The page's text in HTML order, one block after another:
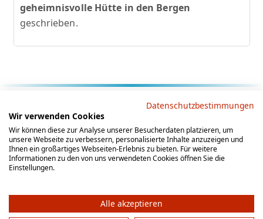
geheimnisvolle Hütte in den Bergen
geschrieben.
AGB Datenschutz
Impressum
Social Media
Datenschutzbestimmungen
Wir verwenden Cookies
Wir können diese zur Analyse unserer Besucherdaten platzieren, um
unsere Webseite zu verbessern, personalisierte Inhalte anzuzeigen und
Ihnen ein großartiges Webseiten-Erlebnis zu bieten. Für weitere
Informationen zu den von uns verwendeten Cookies öffnen Sie die
Einstellungen.
Alle akzeptieren